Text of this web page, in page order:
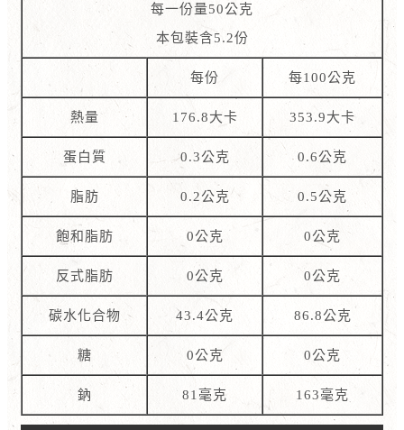
每一份量50公克
本包裝含5.2份
每份 每100公克
熱量 176.8大卡 353.9大卡
蛋白質 0.3公克 0.6公克
脂肪 0.2公克 0.5公克
飽和脂肪 0公克 0公克
反式脂肪 0公克 0公克
碳水化合物 43.4公克 86.8公克
糖 0公克 0公克
鈉 81毫克 163毫克